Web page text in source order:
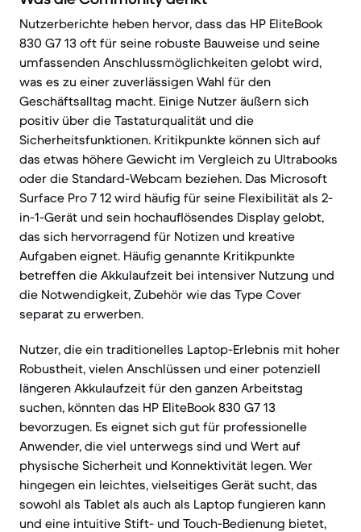
Nutzerberichte heben hervor, dass das HP EliteBook
830 G7 13 oft für seine robuste Bauweise und seine
umfassenden Anschlussmöglichkeiten gelobt wird,
was es zu einer zuverlässigen Wahl für den
Geschäftsalltag macht. Einige Nutzer äußern sich
positiv über die Tastaturqualität und die
Sicherheitsfunktionen. Kritikpunkte können sich auf
das etwas höhere Gewicht im Vergleich zu Ultrabooks
oder die Standard-Webcam beziehen. Das Microsoft
Surface Pro 7 12 wird häufig für seine Flexibilität als 2-
in-1-Gerät und sein hochauflösendes Display gelobt,
das sich hervorragend für Notizen und kreative
Aufgaben eignet. Häufig genannte Kritikpunkte
betreffen die Akkulaufzeit bei intensiver Nutzung und
die Notwendigkeit, Zubehör wie das Type Cover
separat zu erwerben.
Nutzer, die ein traditionelles Laptop-Erlebnis mit hoher
Robustheit, vielen Anschlüssen und einer potenziell
längeren Akkulaufzeit für den ganzen Arbeitstag
suchen, könnten das HP EliteBook 830 G7 13
bevorzugen. Es eignet sich gut für professionelle
Anwender, die viel unterwegs sind und Wert auf
physische Sicherheit und Konnektivität legen. Wer
hingegen ein leichtes, vielseitiges Gerät sucht, das
sowohl als Tablet als auch als Laptop fungieren kann
und eine intuitive Stift- und Touch-Bedienung bietet,